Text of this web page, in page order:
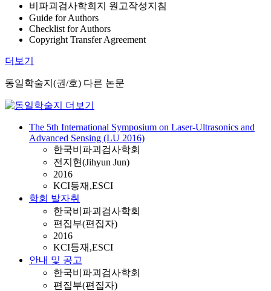
비파괴검사학회지 원고작성지침
Guide for Authors
Checklist for Authors
Copyright Transfer Agreement
더보기
동일학술지(권/호) 다른 논문
The 5th International Symposium on Laser-Ultrasonics and
Advanced Sensing (LU 2016)
한국비파괴검사학회
전지현(Jihyun Jun)
2016
KCI등재,ESCI
학회 발자취
한국비파괴검사학회
편집부(편집자)
2016
KCI등재,ESCI
안내 및 공고
한국비파괴검사학회
편집부(편집자)